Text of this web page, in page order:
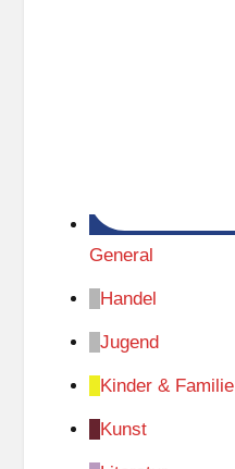
General
Handel
Jugend
Kinder & Familie
Kunst